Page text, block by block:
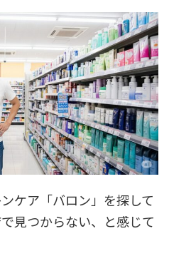
ケア「バロン」を探して
見つからない、と感じて